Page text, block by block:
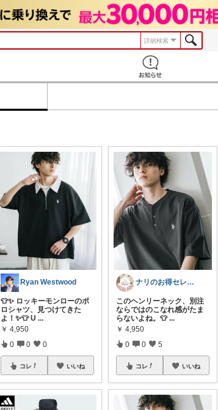
詳細検索
Ryan Westwood
👕✨ ロッキーモンローのポ
ロシャツ、見つけてきた
よ！✨👕 U ...
￥ 4,950
0 0 0
コレ いいね
ナリのお得セレクト
このヘンリーネック、別注
ならではのこなれ感がたま
らないよね。👕 ...
￥ 4,950
0 0 5
コレ いいね